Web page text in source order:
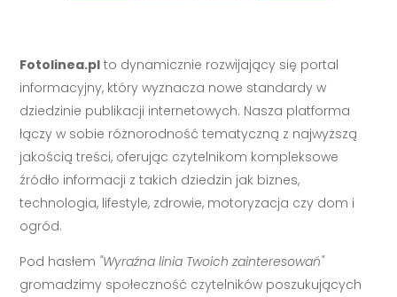
Fotolinea.pl to dynamicznie rozwijający się portal
informacyjny, który wyznacza nowe standardy w
dziedzinie publikacji internetowych. Nasza platforma
łączy w sobie różnorodność tematyczną z najwyższą
jakością treści, oferując czytelnikom kompleksowe
źródło informacji z takich dziedzin jak biznes,
technologia, lifestyle, zdrowie, motoryzacja czy dom i
ogród.
Pod hasłem "Wyraźna linia Twoich zainteresowań"
gromadzimy społeczność czytelników poszukujących